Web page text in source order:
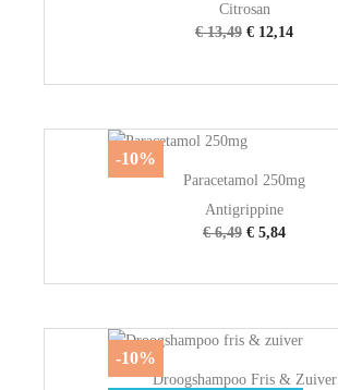
Citrosan
€ 13,49 € 12,14
Paracetamol 250mg
Antigrippine
€ 6,49 € 5,84
-10%
Droogshampoo Fris & Zuiver
-10%